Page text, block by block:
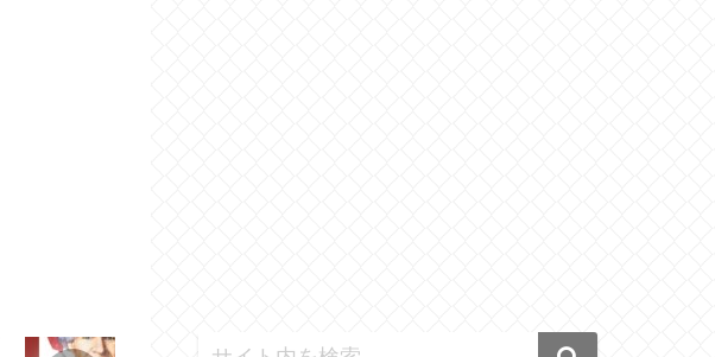
ミックス・ナッツ イブ
[女優] アリシア